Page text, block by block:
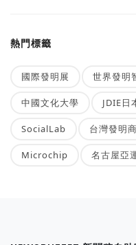
熱門標籤
國際發明展 世界發明
中國文化大學 JDIE日
SocialLab 台灣發明
Microchip 名古屋亞